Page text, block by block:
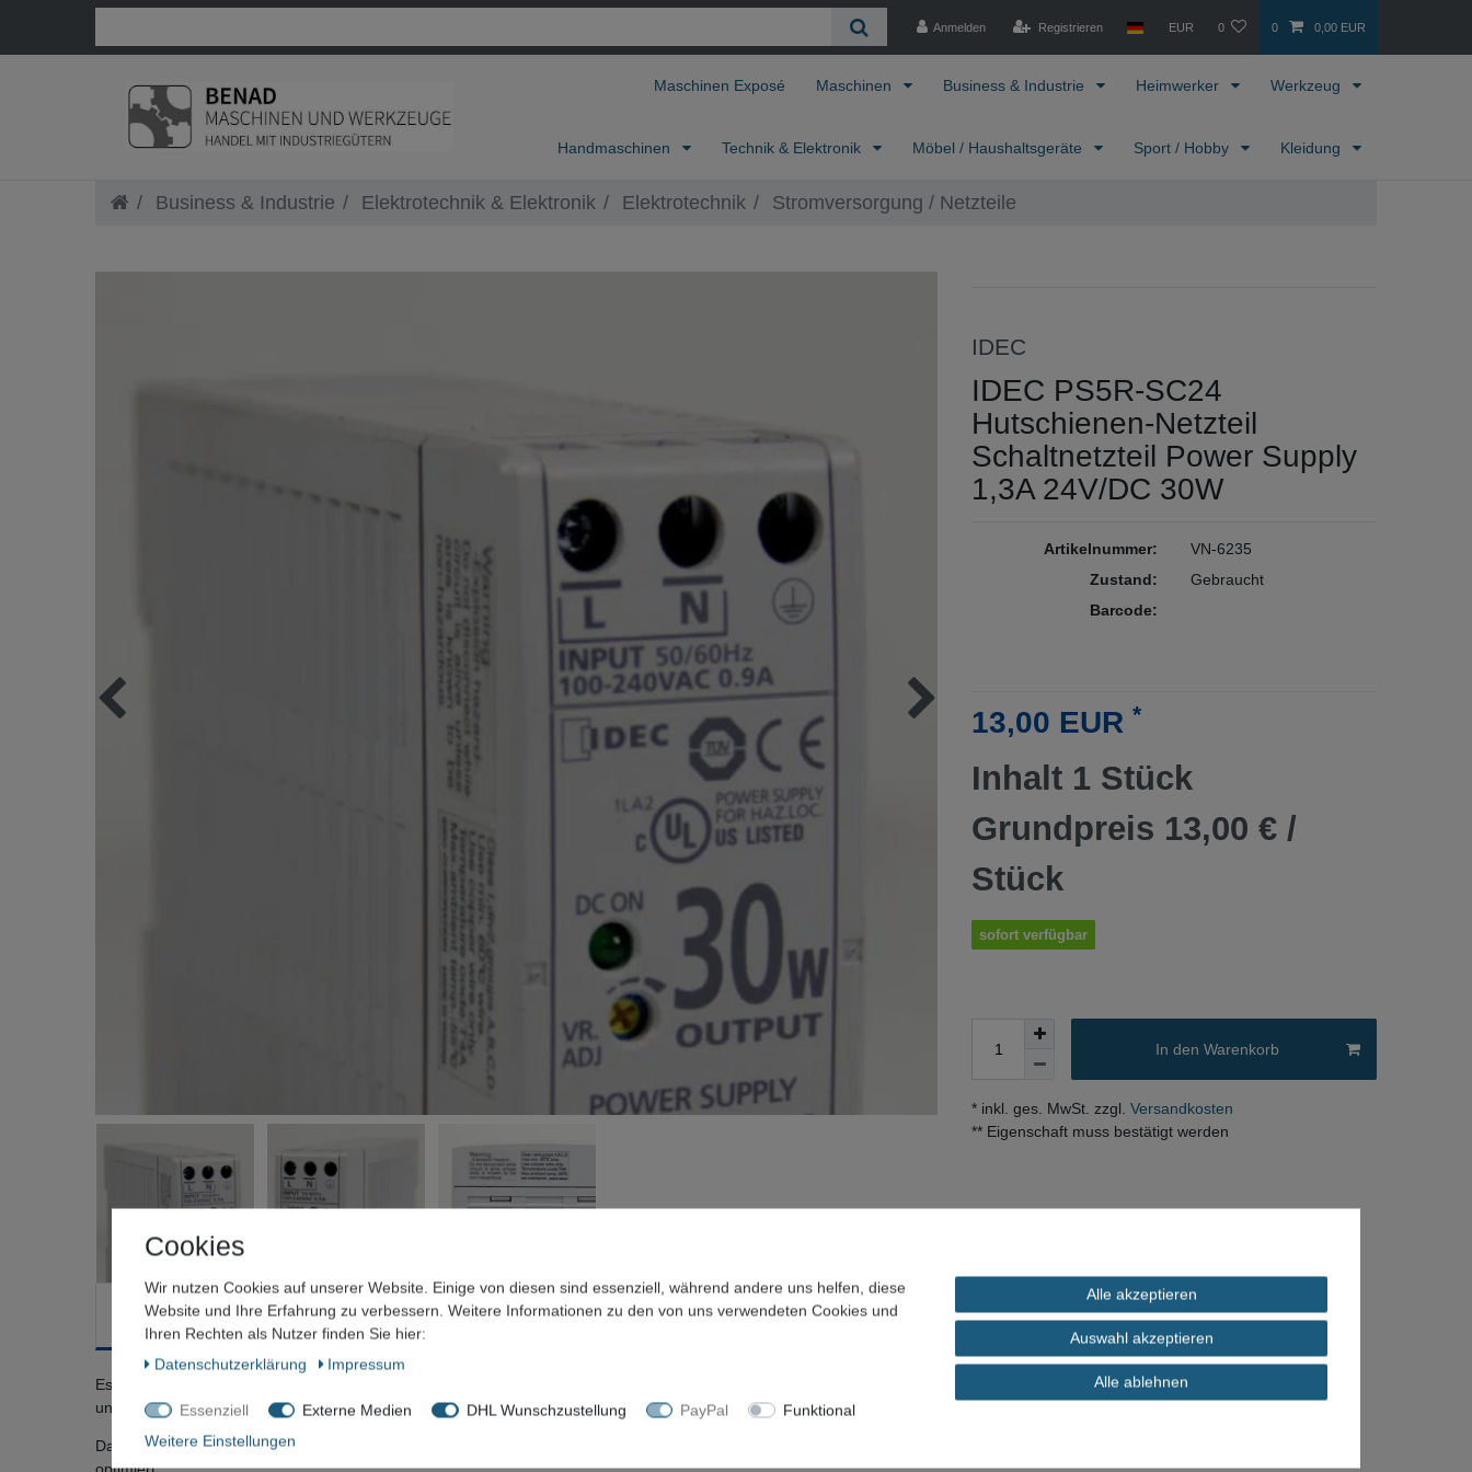
Anmelden Registrieren EUR 0 0 0,00 EUR
Maschinen Exposé Maschinen Business & Industrie Heimwerker Werkzeug
Handmaschinen Technik & Elektronik Möbel / Haushaltsgeräte Sport / Hobby Kleidung
Business & Industrie Elektrotechnik & Elektronik Elektrotechnik Stromversorgung / Netzteile
Beschreibung Technische Daten Weitere Details Frage zum Artikel / Preisvorschlag
Es unterstützt einen weiten Eingangsspannungsbereich von 85–264 V AC und ist damit ideal für industrielle Steuerungs‑
und Automatisierungsanwendungen.
Das Netzteil ist komplett gekapselt, kurzschlussfest (laut Serienbeschreibung) und für den Einsatz in Schaltschränken
optimiert.
IDEC
IDEC PS5R-SC24
Hutschienen-Netzteil
Schaltnetzteil Power Supply
1,3A 24V/DC 30W
Artikelnummer:
Zustand:
Barcode:
VN-6235
Gebraucht
13,00 EUR *
Inhalt 1 Stück
Grundpreis 13,00 € /
Stück
sofort verfügbar
In den Warenkorb
* inkl. ges. MwSt. zzgl. Versandkosten
** Eigenschaft muss bestätigt werden
Cookies
Wir nutzen Cookies auf unserer Website. Einige von diesen sind essenziell, während andere uns helfen, diese
Website und Ihre Erfahrung zu verbessern. Weitere Informationen zu den von uns verwendeten Cookies und
Ihren Rechten als Nutzer finden Sie hier:
Daten­schutz­erklärung
Impressum
Essenziell Externe Medien DHL Wunschzustellung PayPal
Funktional
Weitere Einstellungen
Alle akzeptieren
Auswahl akzeptieren
Alle ablehnen